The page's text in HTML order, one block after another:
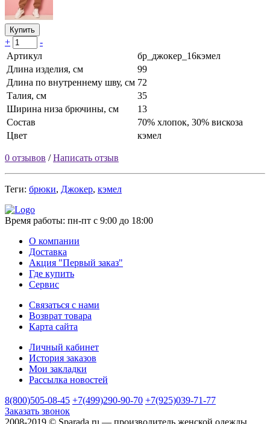
Купить
+
-
Артикул
бр_джокер_16кэмел
Длина изделия, см
99
Длина по внутреннему шву, см 72
Талия, см
35
Ширина низа брючины, см
13
Состав
70% хлопок, 30% вискоза
Цвет
кэмел
0 отзывов /Написать отзыв
Теги: брюки, Джокер, кэмел
Время работы: пн-пт с 9:00 до 18:00
О компании
Доставка
Акция "Первый заказ"
Где купить
Сервис
Связаться с нами
Возврат товара
Карта сайта
Личный кабинет
История заказов
Мои закладки
Рассылка новостей
8(800)505-08-45 +7(499)290-90-70 +7(925)039-71-77
Заказать звонок
2008-2019 © Sparada.ru — производитель женской одежды